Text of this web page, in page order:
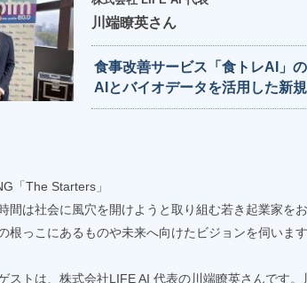
川端瞭英さん
食事改善サービス「食トレAI」の
AIとバイオデータを活用した新
「The Starters」
間は社会に風穴を開けようと取り組む若き起業家を
根っこにあるものや未来へ向けたビジョンを伺います
ストは、株式会社LIFE AI 代表の川端瞭英さんです